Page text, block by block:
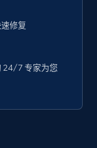
修复
24/7 专家为您